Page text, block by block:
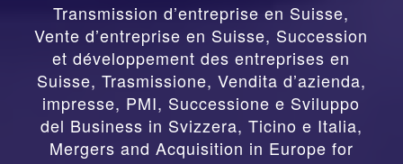
Transmission d’entreprise en Suisse,
Vente d’entreprise en Suisse, Succession
et développement des entreprises en
Suisse, Trasmissione, Vendita d’azienda,
impresse, PMI, Successione e Sviluppo
del Business in Svizzera, Ticino e Italia,
Mergers and Acquisition in Europe for